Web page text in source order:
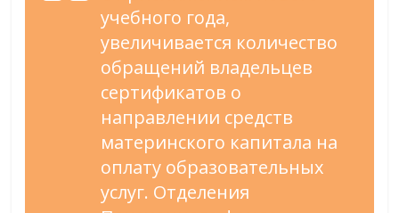
учебного года,
увеличивается количество
обращений владельцев
сертификатов о
направлении средств
материнского капитала на
оплату образовательных
услуг. Отделения